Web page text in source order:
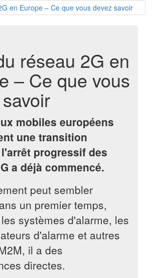
réseau 2G en
– Ce que vous
mobiles européens
une transition
progressif des
a déjà commencé.
peut sembler
un premier temps,
systèmes d'alarme, les
d'alarme et autres
il a des
directes.